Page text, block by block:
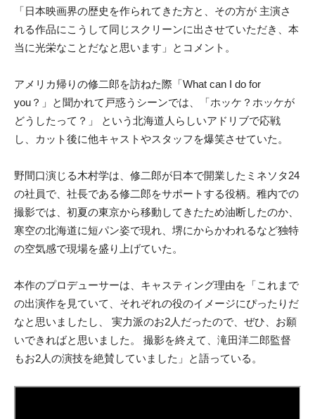
「日本映画界の歴史を作られてきた方と、その方が 主演さ
れる作品にこうして同じスクリーンに出させていただき、本
当に光栄なことだなと思います」とコメント。
アメリカ帰りの修二郎を訪ねた際「What can I do for
you？」と聞かれて戸惑うシーンでは、「ホッケ？ホッケが
どうしたって？」 という北海道人らしいアドリブで応戦
し、カット後に他キャストやスタッフを爆笑させていた。
野間口演じる木村学は、修二郎が日本で開業したミネソタ24
の社員で、社長である修二郎をサポートする役柄。稚内での
撮影では、初夏の東京から移動してきたため油断したのか、
寒空の北海道に短パン姿で現れ、堺にからかわれるなど独特
の空気感で現場を盛り上げていた。
本作のプロデューサーは、キャスティング理由を「これまで
の出演作を見ていて、それぞれの役のイメージにぴったりだ
なと思いましたし、 実力派のお2人だったので、ぜひ、お願
いできればと思いました。 撮影を終えて、滝田洋二郎監督
もお2人の演技を絶賛していました」と語っている。